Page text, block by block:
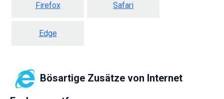
Firefox Safari
Edge
Bösartige Zusätze von Internet